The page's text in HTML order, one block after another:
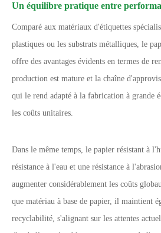
Un équilibre pratique entre
Comparé aux matériaux d'étiquettes
plastiques ou les substrats métalliques, le
offre des avantages évidents en termes de
production est mature et la chaîne
qui le rend adapté à la fabrication à grande
les coûts unitaires.
Dans le même temps, le papier résistant à
résistance à l'eau et une résistance à
augmenter considérablement les coûts
que matériau à base de papier, il maintient
recyclabilité, s'alignant sur les attentes